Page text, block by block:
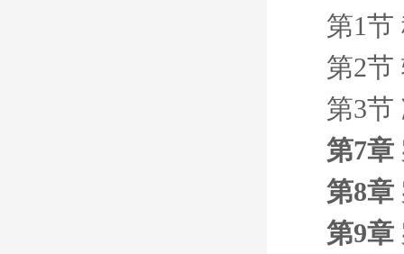
第1节
第2节
第3节
第7章
第8章
第9章